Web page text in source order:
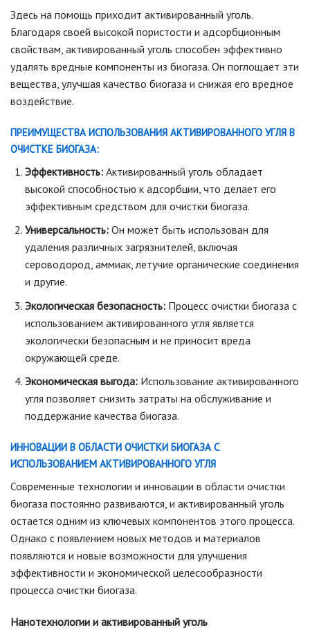
Здесь на помощь приходит активированный уголь.
Благодаря своей высокой пористости и адсорбционным
свойствам, активированный уголь способен эффективно
удалять вредные компоненты из биогаза. Он поглощает эти
вещества, улучшая качество биогаза и снижая его вредное
воздействие.
ПРЕИМУЩЕСТВА ИСПОЛЬЗОВАНИЯ АКТИВИРОВАННОГО УГЛЯ В
ОЧИСТКЕ БИОГАЗА:
Эффективность:Активированный уголь обладает
высокой способностью к адсорбции, что делает его
эффективным средством для очистки биогаза.
Универсальность:Он может быть использован для
удаления различных загрязнителей, включая
сероводород, аммиак, летучие органические соединения
и другие.
Экологическая безопасность:Процесс очистки биогаза с
использованием активированного угля является
экологически безопасным и не приносит вреда
окружающей среде.
Экономическая выгода:Использование активированного
угля позволяет снизить затраты на обслуживание и
поддержание качества биогаза.
ИННОВАЦИИ В ОБЛАСТИ ОЧИСТКИ БИОГАЗА С
ИСПОЛЬЗОВАНИЕМ АКТИВИРОВАННОГО УГЛЯ
Современные технологии и инновации в области очистки
биогаза постоянно развиваются, и активированный уголь
остается одним из ключевых компонентов этого процесса.
Однако с появлением новых методов и материалов
появляются и новые возможности для улучшения
эффективности и экономической целесообразности
процесса очистки биогаза.
Нанотехнологии и активированный уголь